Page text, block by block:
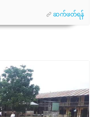
ဆက်ဖတ်ရန်